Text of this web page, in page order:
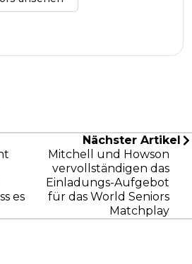
es
Nächster Artikel
Mitchell und Howson
vervollständigen das
Einladungs-Aufgebot
für das World Seniors
Matchplay